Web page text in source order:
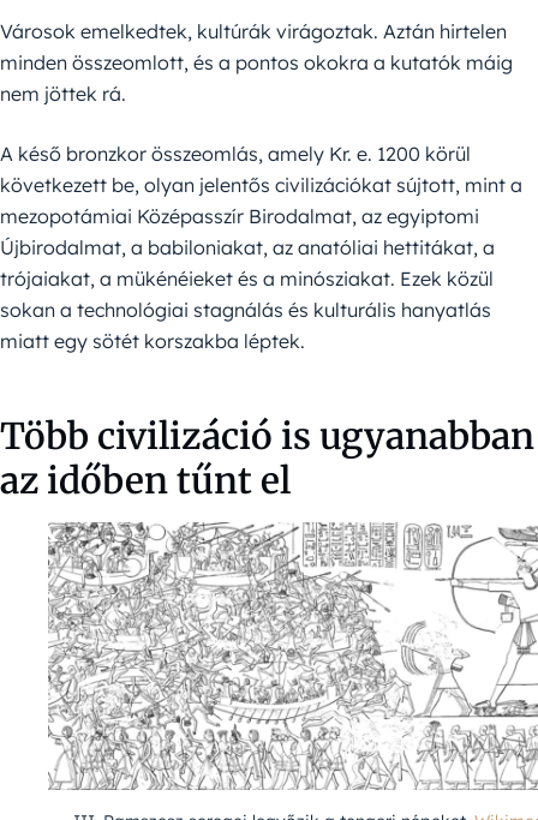
Városok emelkedtek, kultúrák virágoztak. Aztán hirtelen
minden összeomlott, és a pontos okokra a kutatók máig
nem jöttek rá.
A késő bronzkor összeomlás, amely Kr. e. 1200 körül
következett be, olyan jelentős civilizációkat sújtott, mint a
mezopotámiai Középasszír Birodalmat, az egyiptomi
Újbirodalmat, a babiloniakat, az anatóliai hettitákat, a
trójaiakat, a mükénéieket és a minósziakat. Ezek közül
sokan a technológiai stagnálás és kulturális hanyatlás
miatt egy sötét korszakba léptek.
Több civilizáció is ugyanabban
az időben tűnt el